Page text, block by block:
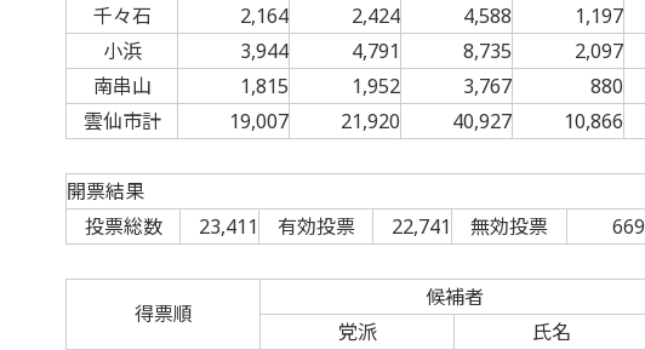
千々石
2,164 2,424 4,588 1,197
小浜
3,944 4,791 8,735 2,097
南串山
1,815 1,952 3,767 880
雲仙市計
19,007 21,920 40,927 10,866
開票結果
投票総数
23,411 有効投票 22,741 無効投票 669
得票順
候補者
党派
氏名